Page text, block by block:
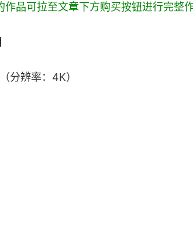
作品可拉至文章下方购买按钮进行完
分辨率：4K）